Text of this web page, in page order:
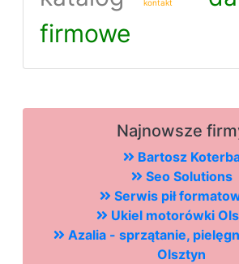
kontakt
firmowe
Najnowsze
Bartosz
Seo Solutions
Serwis pił
Ukiel motorówki
Azalia - sprzątanie,
Olsztyn